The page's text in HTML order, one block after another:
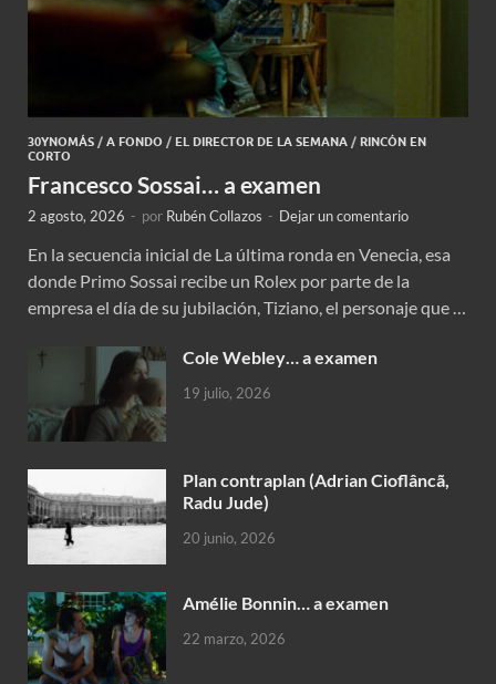
30YNOMÁS / A FONDO / EL DIRECTOR DE LA SEMANA / RINCÓN EN
CORTO
Francesco Sossai… a examen
2 agosto, 2026 - por Rubén Collazos - Dejar un comentario
En la secuencia inicial de La última ronda en Venecia, esa
donde Primo Sossai recibe un Rolex por parte de la
empresa el día de su jubilación, Tiziano, el personaje que …
Cole Webley… a examen
19 julio, 2026
Plan contraplan (Adrian Cioflâncã,
Radu Jude)
20 junio, 2026
Amélie Bonnin… a examen
22 marzo, 2026